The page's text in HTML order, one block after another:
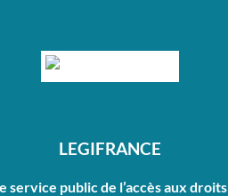
LEGIFRANCE
service public de l’accès aux droits